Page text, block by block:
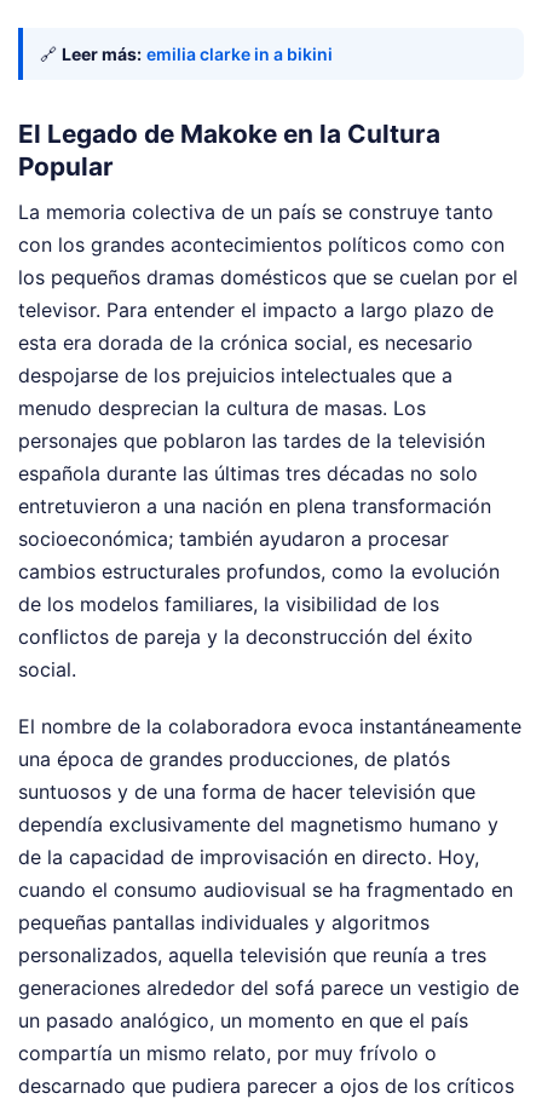
🔗 Leer más: emilia clarke in a bikini
El Legado de Makoke en la Cultura
Popular
La memoria colectiva de un país se construye tanto
con los grandes acontecimientos políticos como con
los pequeños dramas domésticos que se cuelan por el
televisor. Para entender el impacto a largo plazo de
esta era dorada de la crónica social, es necesario
despojarse de los prejuicios intelectuales que a
menudo desprecian la cultura de masas. Los
personajes que poblaron las tardes de la televisión
española durante las últimas tres décadas no solo
entretuvieron a una nación en plena transformación
socioeconómica; también ayudaron a procesar
cambios estructurales profundos, como la evolución
de los modelos familiares, la visibilidad de los
conflictos de pareja y la deconstrucción del éxito
social.
El nombre de la colaboradora evoca instantáneamente
una época de grandes producciones, de platós
suntuosos y de una forma de hacer televisión que
dependía exclusivamente del magnetismo humano y
de la capacidad de improvisación en directo. Hoy,
cuando el consumo audiovisual se ha fragmentado en
pequeñas pantallas individuales y algoritmos
personalizados, aquella televisión que reunía a tres
generaciones alrededor del sofá parece un vestigio de
un pasado analógico, un momento en que el país
compartía un mismo relato, por muy frívolo o
descarnado que pudiera parecer a ojos de los críticos